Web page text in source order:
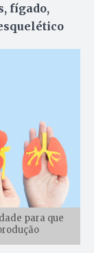
fígado,
para que